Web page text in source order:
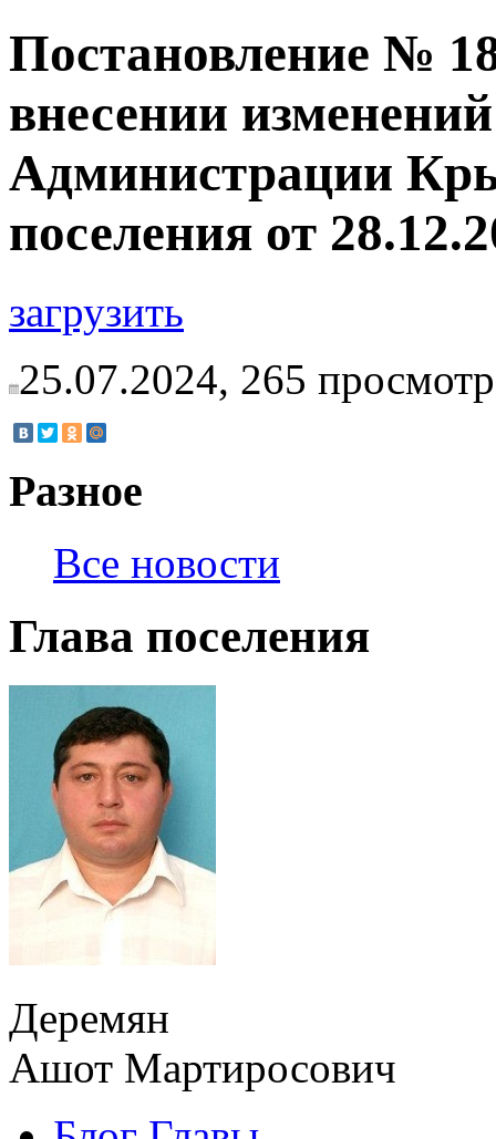
Постановление №
внесении
Администрации
поселения от
загрузить
25.07.2024, 265
Разное
Все новости
Глава поселения
Деремян
Ашот Мартиросович